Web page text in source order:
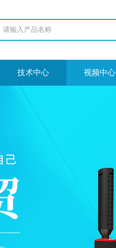
技术中心 视频中心